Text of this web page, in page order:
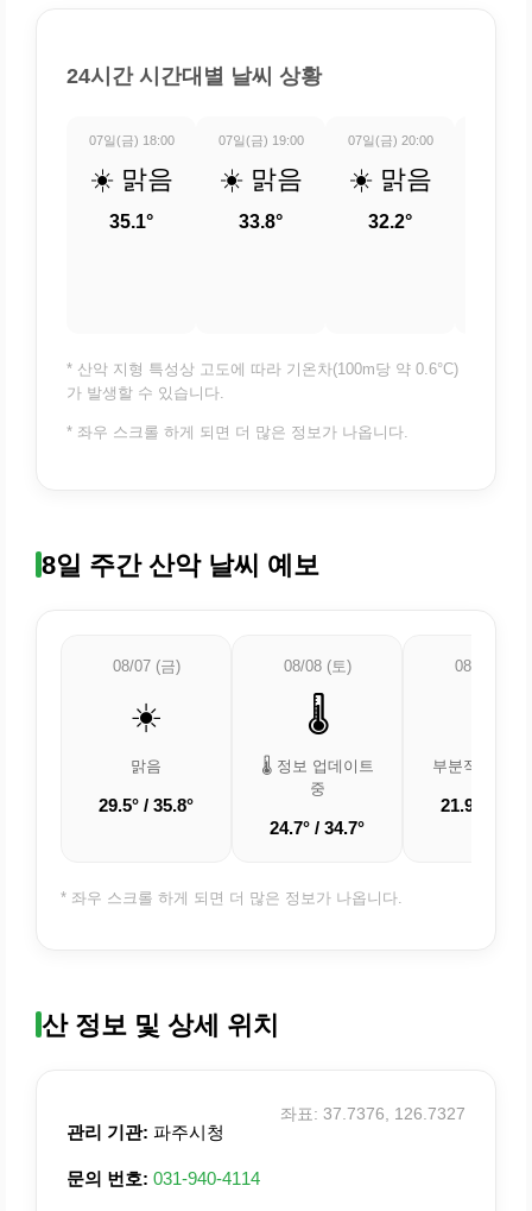
24시간 시간대별 날씨 상황
07일(금) 18:00
☀️ 맑음
35.1°
07일(금) 19:00
☀️ 맑음
33.8°
07일(금) 20:00
☀️ 맑음
32.2°
* 산악 지형 특성상 고도에 따라 기온차(100m당 약 0.6°C)
가 발생할 수 있습니다.
* 좌우 스크롤 하게 되면 더 많은 정보가 나옵니다.
8일 주간 산악 날씨 예보
08/07 (금)
☀️
맑음
29.5° / 35.8°
08/08 (토)
🌡️
🌡️ 정보 업데이트
중
24.7° / 34.7°
08/09 (일)
부분적으로 흐
21.9° /
* 좌우 스크롤 하게 되면 더 많은 정보가 나옵니다.
산 정보 및 상세 위치
관리 기관: 파주시청
문의 번호: 031-940-4114
좌표: 37.7376, 126.7327